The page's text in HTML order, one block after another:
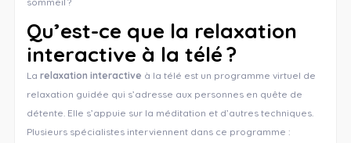
Qu’est-ce que la relaxation
interactive à la télé ?
La relaxation interactive à la télé est un programme virtuel de
relaxation guidée qui s’adresse aux personnes en quête de
détente. Elle s’appuie sur la méditation et d’autres techniques.
Plusieurs spécialistes interviennent dans ce programme :